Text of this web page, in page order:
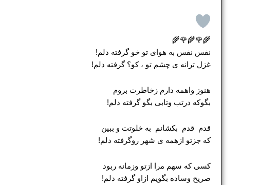
🌾🌹🌾🌹🌾
نفس نفس به هوای تو خو گرفته دلم!
غزل ترانه ی چشم تو ، کو؟ گرفته دلم!
هنوز واهمه دارم زخاطرت بروم
بگوکه درتب وتابی بگو گرفته دلم!
قدم قدم بکشانم به خلوتت و ببین
که جزتو ازهمه ی شهر روگرفته دلم!
کسی که سهم مرا ازتو وزمانه ربود
صریح وساده بگویم ازاو گرفته دلم!